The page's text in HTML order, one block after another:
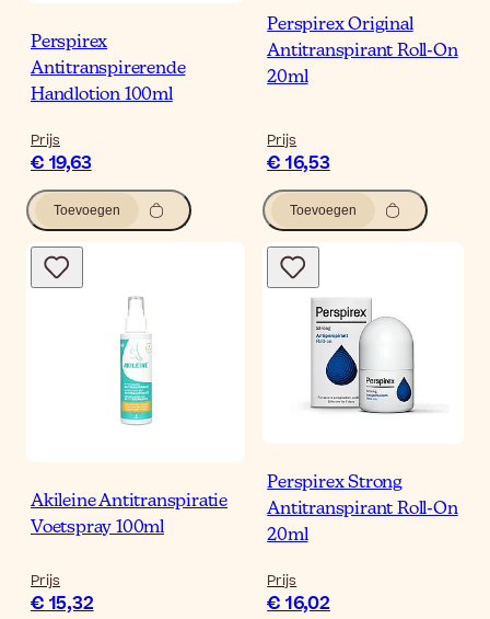
Perspirex
Antitranspirerende
Handlotion 100ml
Prijs
€ 19,63
Toevoegen
Perspirex Original
Antitranspirant Roll-On
20ml
Prijs
€ 16,53
Toevoegen
Akileine Antitranspiratie
Voetspray 100ml
Prijs
€ 15,32
Perspirex Strong
Antitranspirant Roll-On
20ml
Prijs
€ 16,02